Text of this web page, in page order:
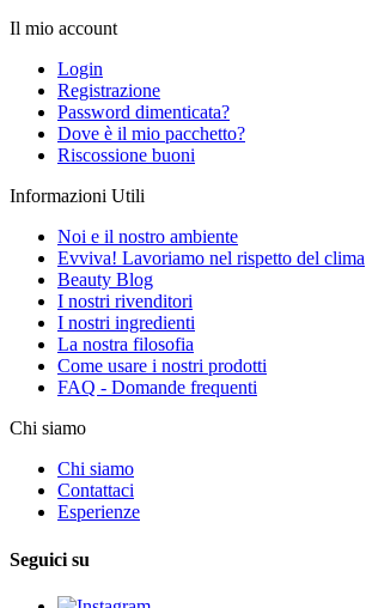
Il mio account
Login
Registrazione
Password dimenticata?
Dove è il mio pacchetto?
Riscossione buoni
Informazioni Utili
Noi e il nostro ambiente
Evviva! Lavoriamo nel rispetto del clima
Beauty Blog
I nostri rivenditori
I nostri ingredienti
La nostra filosofia
Come usare i nostri prodotti
FAQ - Domande frequenti
Chi siamo
Chi siamo
Contattaci
Esperienze
Seguici su